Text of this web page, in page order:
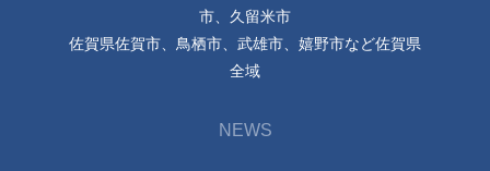
市、久留米市
佐賀県佐賀市、鳥栖市、武雄市、嬉野市など佐賀県
全域
NEWS